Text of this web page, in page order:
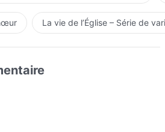
La vie de l’Église – Série de